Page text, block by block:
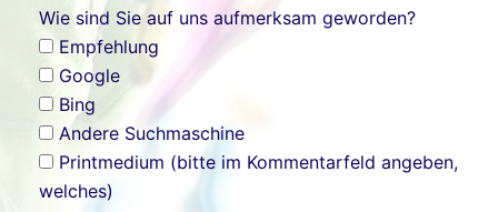
Wie sind Sie auf uns aufmerksam geworden?
Empfehlung
Google
Bing
Andere Suchmaschine
Printmedium (bitte im Kommentarfeld angeben,
welches)